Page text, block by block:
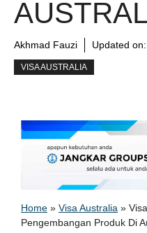
Akhmad Fauzi Updated on:
VISA AUSTRALIA
Home » Visa Australia »
Pengembangan Produk Di